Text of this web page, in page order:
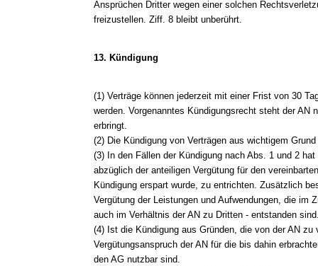
Ansprüchen Dritter wegen einer solchen
freizustellen. Ziff. 8 bleibt unberührt.
13. Kündigung
(1) Verträge können jederzeit mit einer Frist von 30
werden. Vorgenanntes Kündigungsrecht steht der AN
erbringt.
(2) Die Kündigung von Verträgen aus wichtigem
(3) In den Fällen der Kündigung nach Abs. 1 und 2
abzüglich der anteiligen Vergütung für den
Kündigung erspart wurde, zu entrichten. Zusätzlich
Vergütung der Leistungen und Aufwendungen, die im
auch im Verhältnis der AN zu Dritten - entstanden
(4) Ist die Kündigung aus Gründen, die von der AN
Vergütungsanspruch der AN für die bis dahin
den AG nutzbar sind.